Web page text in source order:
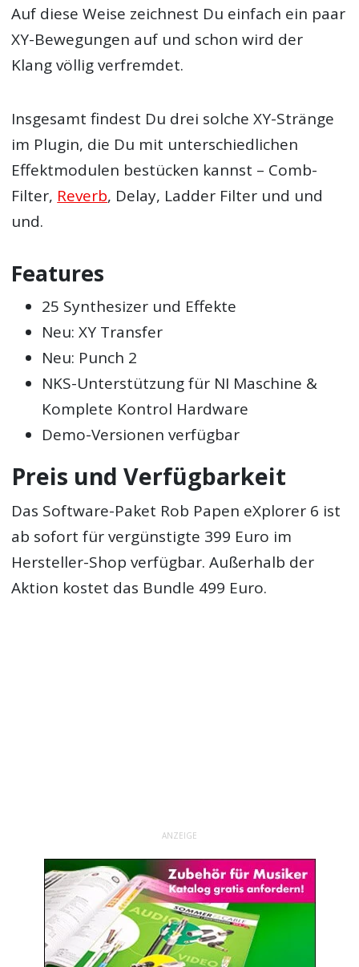
Auf diese Weise zeichnest Du einfach ein paar
XY-Bewegungen auf und schon wird der
Klang völlig verfremdet.
Insgesamt findest Du drei solche XY-Stränge
im Plugin, die Du mit unterschiedlichen
Effektmodulen bestücken kannst – Comb-
Filter, Reverb, Delay, Ladder Filter und und
und.
Features
25 Synthesizer und Effekte
Neu: XY Transfer
Neu: Punch 2
NKS-Unterstützung für NI Maschine &
Komplete Kontrol Hardware
Demo-Versionen verfügbar
Preis und Verfügbarkeit
Das Software-Paket Rob Papen eXplorer 6 ist
ab sofort für vergünstigte 399 Euro im
Hersteller-Shop verfügbar. Außerhalb der
Aktion kostet das Bundle 499 Euro.
ANZEIGE